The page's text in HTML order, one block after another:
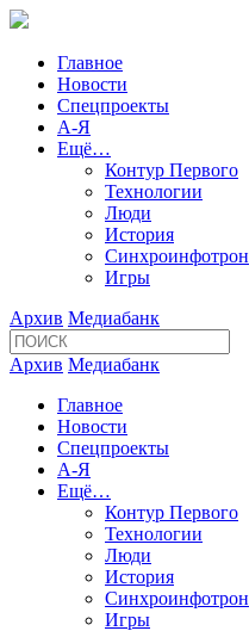
Главное
Новости
Спецпроекты
А-Я
Ещё…
Контур Первого
Технологии
Люди
История
Синхроинфотрон
Игры
Архив Медиабанк
Архив Медиабанк
Главное
Новости
Спецпроекты
А-Я
Ещё…
Контур Первого
Технологии
Люди
История
Синхроинфотрон
Игры